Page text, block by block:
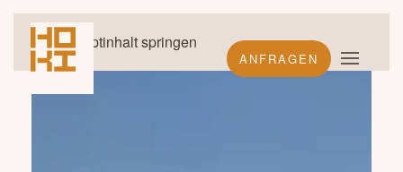
Zum Hauptinhalt springen
ANFRAGEN